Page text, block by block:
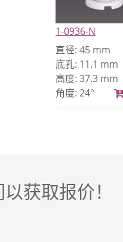
1-0936-N
直径: 45 mm
底孔: 11.1 mm
高度: 37.3 mm
角度: 24°
获取报价！